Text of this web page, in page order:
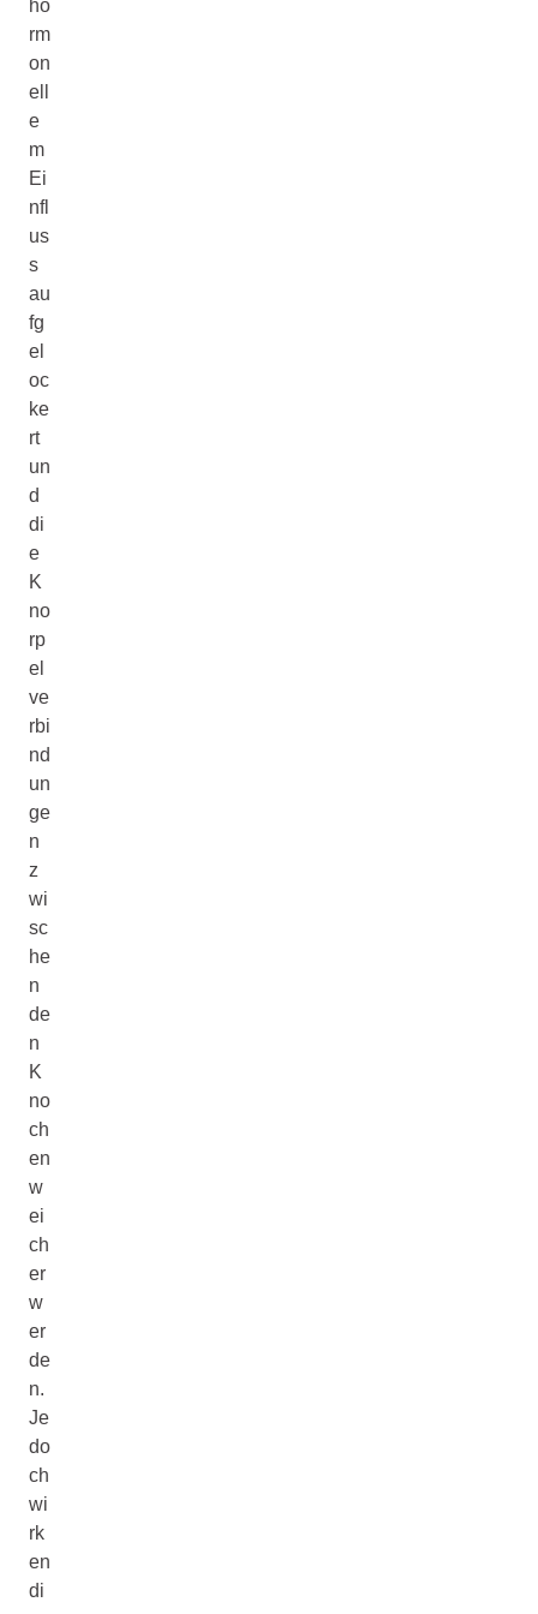
ho
rm
on
ell
e
m
Ei
nfl
us
s
au
fg
el
oc
ke
rt
un
d
di
e
K
no
rp
el
ve
rbi
nd
un
ge
n
z
wi
sc
he
n
de
n
K
no
ch
en
w
ei
ch
er
w
er
de
n.
Je
do
ch
wi
rk
en
di